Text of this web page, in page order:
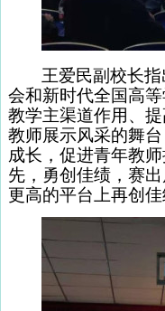
王爱民副校长指
会和新时代全国高
教学主渠道作用、
教师展示风采的舞
成长，促进青年教
先，勇创佳绩，赛
更高的平台上再创佳